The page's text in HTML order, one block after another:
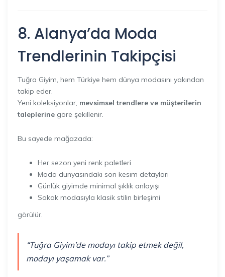
8. Alanya’da Moda
Trendlerinin Takipçisi
Tuğra Giyim, hem Türkiye hem dünya modasını yakından
takip eder.
Yeni koleksiyonlar, mevsimsel trendlere ve müşterilerin
taleplerine göre şekillenir.
Bu sayede mağazada:
Her sezon yeni renk paletleri
Moda dünyasındaki son kesim detayları
Günlük giyimde minimal şıklık anlayışı
Sokak modasıyla klasik stilin birleşimi
görülür.
“Tuğra Giyim’de modayı takip etmek değil,
modayı yaşamak var.”